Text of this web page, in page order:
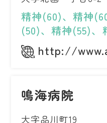
精神(60)、精神
(50)、精神(55)、
http://
鳴海病院
大字品川町19